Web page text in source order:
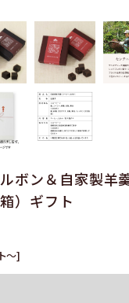
ボン＆自家製羊
）ギフト
～]